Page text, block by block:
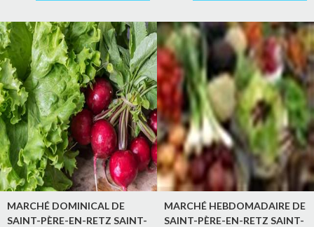
MARCHÉ DOMINICAL DE
SAINT-PÈRE-EN-RETZ SAINT-
MARCHÉ HEBDOMADAIRE DE
SAINT-PÈRE-EN-RETZ SAINT-